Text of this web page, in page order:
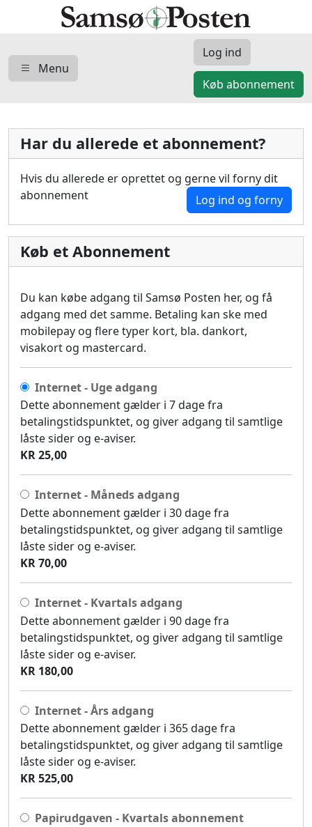
Menu
Log ind
Køb abonnement
Har du allerede et abonnement?
Hvis du allerede er oprettet og gerne vil forny dit
abonnement
Log ind og forny
Køb et Abonnement
Du kan købe adgang til Samsø Posten her, og få
adgang med det samme. Betaling kan ske med
mobilepay og flere typer kort, bla. dankort,
visakort og mastercard.
Internet - Uge adgang
Dette abonnement gælder i 7 dage fra
betalingstidspunktet, og giver adgang til samtlige
låste sider og e-aviser.
KR 25,00
Internet - Måneds adgang
Dette abonnement gælder i 30 dage fra
betalingstidspunktet, og giver adgang til samtlige
låste sider og e-aviser.
KR 70,00
Internet - Kvartals adgang
Dette abonnement gælder i 90 dage fra
betalingstidspunktet, og giver adgang til samtlige
låste sider og e-aviser.
KR 180,00
Internet - Års adgang
Dette abonnement gælder i 365 dage fra
betalingstidspunktet, og giver adgang til samtlige
låste sider og e-aviser.
KR 525,00
Papirudgaven - Kvartals abonnement